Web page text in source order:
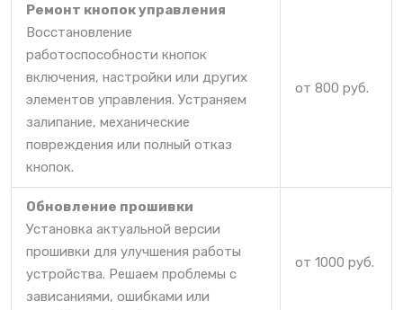
Ремонт кнопок управления
Восстановление
работоспособности кнопок
включения, настройки или других
элементов управления. Устраняем
залипание, механические
повреждения или полный отказ
кнопок.
от 800 руб.
Обновление прошивки
Установка актуальной версии
прошивки для улучшения работы
устройства. Решаем проблемы с
зависаниями, ошибками или
от 1000 руб.